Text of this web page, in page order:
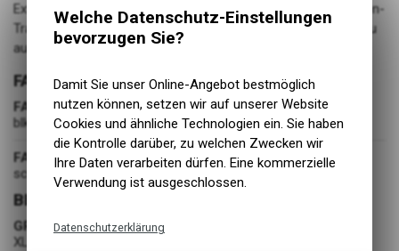
Extraportion Wärme gefällig Die Tirill Tights sind warme Damen-
Trainingsleggings mit sämtlichen funktionalen Extras, damit du
auch in der weiten Natur stylisch auftrittst.
FARBE
FARBE
blk
FARBGRUPPE
schwarz
BEKLEIDUNG
GRÖSSE
XL
Welche Datenschutz-Einstellungen
bevorzugen Sie?
Damit Sie unser Online-Angebot bestmöglich
nutzen können, setzen wir auf unserer Website
Cookies und ähnliche Technologien ein. Sie haben
die Kontrolle darüber, zu welchen Zwecken wir
Ihre Daten verarbeiten dürfen. Eine kommerzielle
Verwendung ist ausgeschlossen.
Datenschutzerklärung